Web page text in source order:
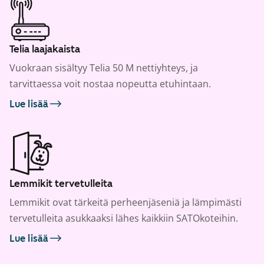
Telia laajakaista
Vuokraan sisältyy Telia 50 M nettiyhteys, ja
tarvittaessa voit nostaa nopeutta etuhintaan.
Lue lisää
Lemmikit tervetulleita
Lemmikit ovat tärkeitä perheenjäseniä ja lämpimästi
tervetulleita asukkaaksi lähes kaikkiin SATOkoteihin.
Lue lisää